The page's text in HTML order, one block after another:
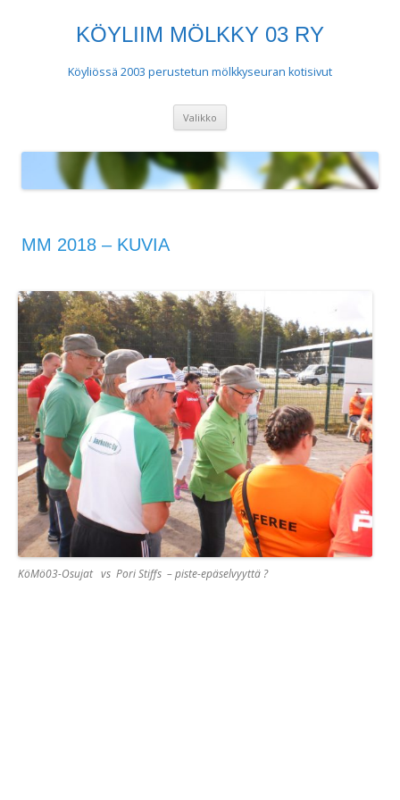
KÖYLIIM MÖLKKY 03 RY
Köyliössä 2003 perustetun mölkkyseuran kotisivut
Valikko
MM 2018 – KUVIA
KöMö03-Osujat vs Pori Stiffs – piste-epäselvyyttä ?